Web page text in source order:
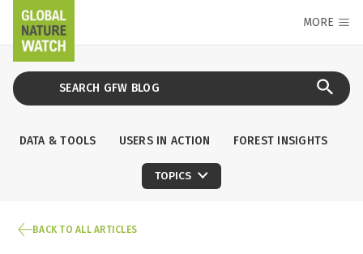
MORE
DATA & TOOLS USERS IN ACTION FOREST INSIGHTS
TOPICS
BACK TO ALL ARTICLES